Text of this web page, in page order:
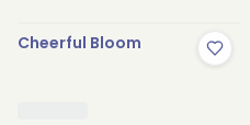
Cheerful Bloom